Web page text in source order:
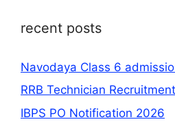
recent posts
Navodaya Class 6
RRB Technician
IBPS PO Notification 2026